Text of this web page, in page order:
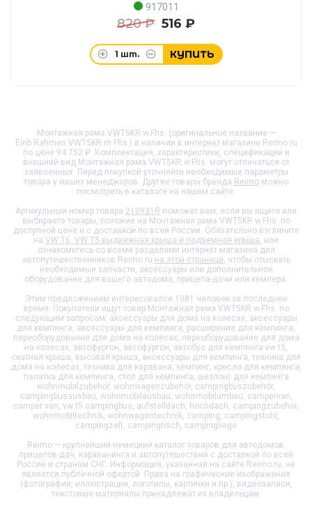
917011
820 ₽ 516 ₽
1 шт. КУПИТЬ
Монтажная рама VWT5KR w.Fhs. (оригинальное название —
Einb.Rahmen VWT5KR m.Fhs.) в наличии в интернет-магазине Reimo.ru
по цене 94 752 ₽. Комплектация, характеристики, спецификации и
внешний вид Монтажная рама VWT5KR w.Fhs. могут отличаться от
заявленных. Перед покупкой уточняйте необходимые параметры
товара у наших менеджеров. Другие товары бренда Reimo можно
посмотреть в каталоге на нашем сайте.
Артикульный номер товара 210931R поможет вам, если вы ищете или
выбираете товары, похожие на Монтажная рама VWT5KR w.Fhs. по
доступной цене и с доставкой по всей России. Обязательно взгляните
на VW T6, VW T5 выдвижная крыша и подъемная крыша , или
ознакомьтесь со всеми разделами интернет-магазина для
автопутешественников Reimo.ru на этой странице , чтобы отыскать
необходимые запчасти, аксессуары или дополнительное
оборудование для вашего автодома, прицепа-дачи или кемпера.
Этим предложением интересовался 1081 человек за последнее
время. Покупатели ищут товар Монтажная рама VWT5KR w.Fhs. по
следующим запросам: аксессуары для дома на колесах, аксессуары
для кемпинга, аксессуары для кемпинга, расширение для кемпинга,
переоборудование для дома на колесах, переоборудование для дома
на колесах, автофургон, автофургон, автобус для кемпинга vw t5,
скатная крыша, высокая крыша, аксессуары для кемпинга, техника для
дома на колесах, техника для каравана, кемпинг, кресло для кемпинга,
палатка для кемпинга, стол для кемпинга, шезлонг для кемпинга
wohnmobilzubehör, wohnwagenzubehör, campingbuszubehör,
campingbusausbau, wohnmobilausbau, wohnmobilumbau, campervan,
camper van, vw t5 campingbus, aufstelldach, hochdach, campingzubehör,
wohnmobiltechnik, wohnwagentechnik, camping, campingstuhl,
campingzelt, campingtisch, campingliege
Reimo — крупнейший немецкий каталог товаров для автодомов,
прицепов-дач, караванинга и автопутешествий с доставкой по всей
России и странам СНГ. Информация, указанная на сайте Reimo.ru, не
является публичной офертой. Права на графические изображения
(фотографии, иллюстрации, логотипы, картинки и пр.), видеозаписи,
текстовые материалы принадлежат их владельцам.